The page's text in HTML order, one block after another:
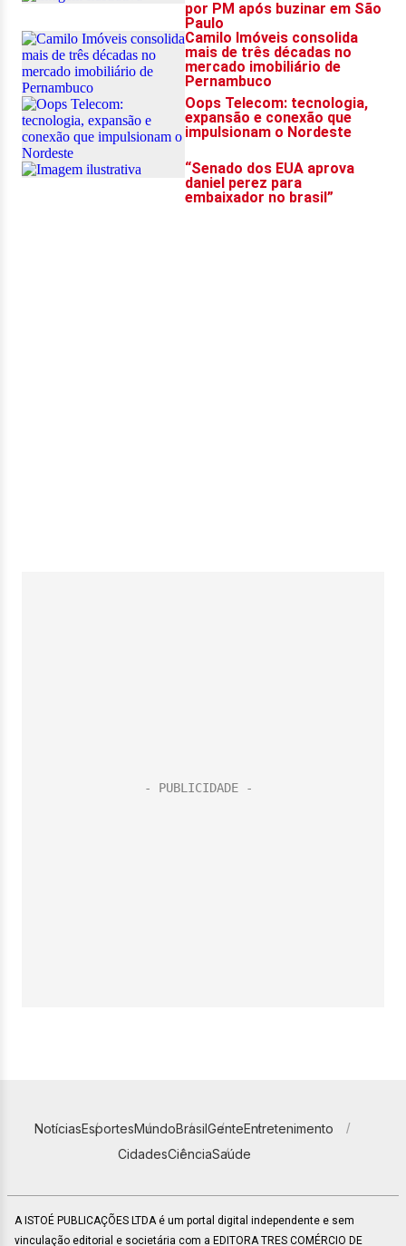
NotíciasEsportesMundoBrasilGenteEntretenimento
CidadesCiênciaSaúde
A ISTOÉ PUBLICAÇÕES LTDA é um portal digital independente e sem
vinculação editorial e societária com a EDITORA TRES COMÉRCIO DE